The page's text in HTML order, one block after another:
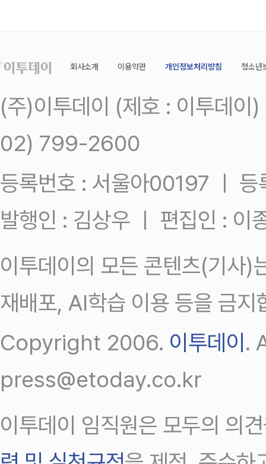
회사소개 이용약관 개인정보처리방침 청소년
(주)이투데이 (제호 : 이투데
02) 799-2600
등록번호 : 서울아00197 ㅣ
발행인 : 김상우 ㅣ 편집인 : 이
이투데이의 모든 콘텐츠(기사)
재배포, AI학습 이용 등을 금지
Copyright 2006. 이투데이.
press@etoday.co.kr
이투데이 임직원은 모두의 의